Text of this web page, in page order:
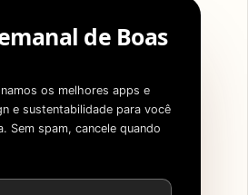
de Boas
os melhores apps e
e sustentabilidade para você
Sem spam, cancele quando